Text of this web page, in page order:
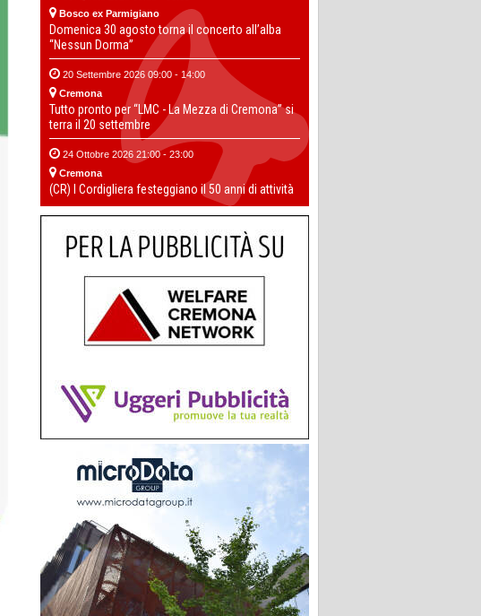
Bosco ex Parmigiano
Domenica 30 agosto torna il concerto all’alba
“Nessun Dorma”
20 Settembre 2026 09:00 - 14:00
Cremona
Tutto pronto per “LMC - La Mezza di Cremona” si
terra il 20 settembre
24 Ottobre 2026 21:00 - 23:00
Cremona
(CR) I Cordigliera festeggiano il 50 anni di attività